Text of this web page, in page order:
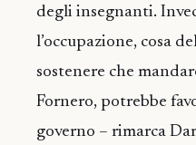
degli insegnanti.
l’occupazione, cosa
sostenere che
Fornero, potrebbe
governo – rimarca